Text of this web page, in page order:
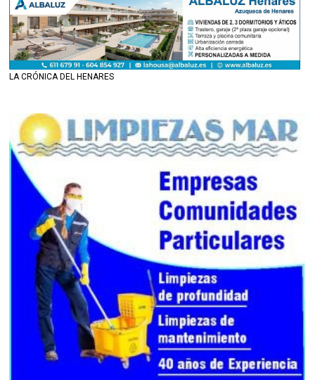
LA CRÓNICA DEL HENARES